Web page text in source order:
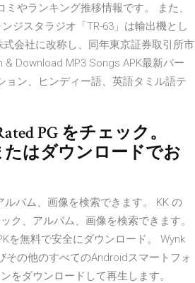
やランキング推移情報です。 また、
ジスタラジオ「TR-63」は輸出機とし
会社に改称し、同年東京証券取引所市
Download MP3 Songs APK最新バー
ョン、ヒンディー語、英語タミル語テ
PG をチェック。
たはダウンロードでお
バム、画像を検索できます。 KK の
ク、アルバム、画像を検索できます。
を無料で安全にダウンロード。 Wynk
その他のすべてのAndroidスマートフォ
をダウンロードして再生します。